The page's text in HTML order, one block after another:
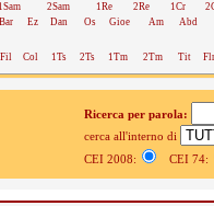
1Sam 2Sam 1Re 2Re 1Cr
Bar Ez Dan Os Gioe Am Abd
Fil Col 1Ts 2Ts 1Tm 2Tm Tit
Ricerca per parola:
cerca all'interno di
CEI 2008:
CEI 74: